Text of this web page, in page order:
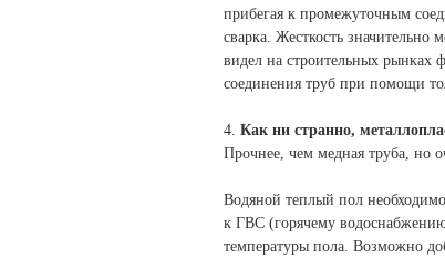
прибегая к промежуточным
сварка. Жесткость значительно
видел на строительных рынках
соединения труб при помощи
4. Как ни странно,
Прочнее, чем медная труба, но
Водяной теплый пол
к ГВС (горячему
температуры пола. Возможно